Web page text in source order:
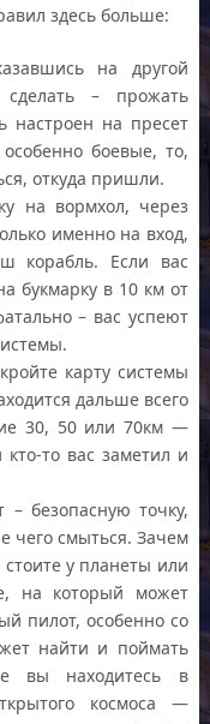
здесь больше:
на другой
– прожать
настроен на пресет
боевые, то,
откуда пришли.
на вормхол, через
именно на вход,
корабль. Если вас
букмарку в 10 км от
– вас успеют
карту системы
дальше всего
30, 50 или 70км —
то вас заметил и
– безопасную точку,
чего смыться. Зачем
стоите у планеты или
на который может
пилот, особенно со
найти и поймать
вы находитесь в
космоса —